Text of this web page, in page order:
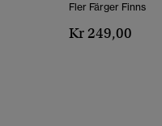
Fler Färger Finns
Kr 249,00